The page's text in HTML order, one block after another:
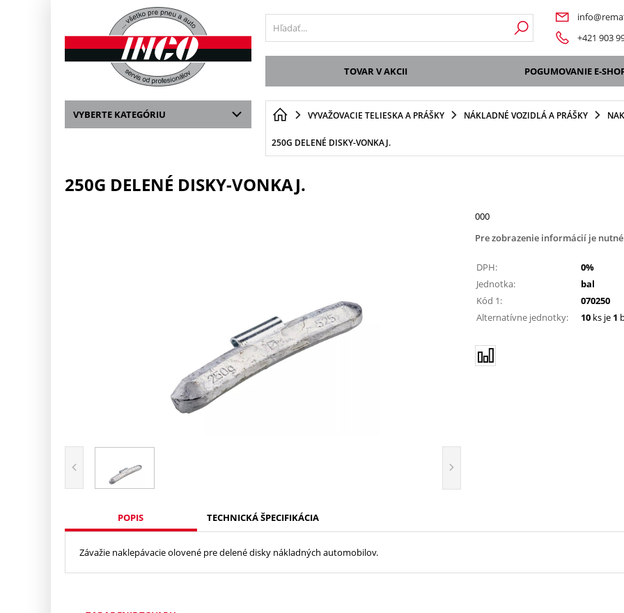
+421 903
TOVAR V AKCII POGUMOVANIE E-
VYBERTE KATEGÓRIU VYVAŽOVACIE TELIESKA A PRÁŠKY NÁKLADNÉ VOZIDLÁ A PRÁŠKY
250G DELENÉ DISKY-VONKAJ.
250G DELENÉ DISKY-VONKAJ.
000
Pre zobrazenie informácií je
DPH:
0%
Jednotka:
bal
Kód 1:
070250
Alternatívne jednotky:
10 ks je 1
POPIS TECHNICKÁ ŠPECIFIKÁCIA
Závažie naklepávacie olovené pre delené disky nákladných automobilov.